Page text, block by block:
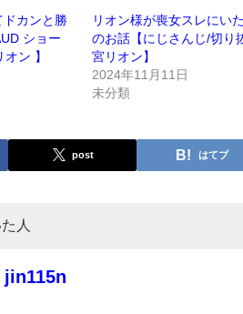
ドカンと勝
ショー
ン 】
リオン様が喪女スレにい
のお話【にじさんじ/切り
宮リオン】
2024年11月11日
未分類
post はてブ
人
jin115n